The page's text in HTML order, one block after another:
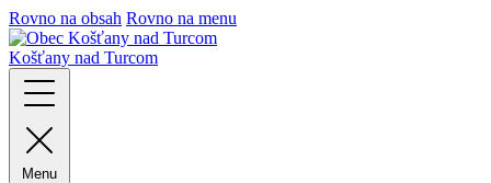
Rovno na obsah Rovno na menu
Košťany nad Turcom
Menu